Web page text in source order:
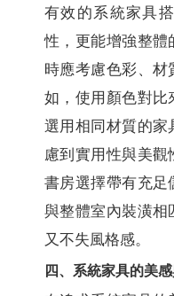
有效的系統家具
性，更能增強整體
時應考慮色彩、材
如，使用顏色對比
選用相同材質的家
慮到實用性與美觀
書房選擇帶有充足
與整體室內裝潢相
又不失風格感。
四、系統家具的美